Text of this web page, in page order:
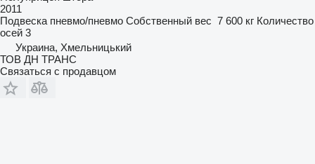
2011
Подвеска пневмо/пневмо Собственный вес 7 600 кг Количество
осей 3
Украина, Хмельницький
ТОВ ДН ТРАНС
Связаться с продавцом